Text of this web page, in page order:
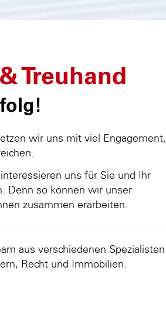
Treuhand
wir uns mit viel Engagement,
uns für Sie und Ihr
Denn so können wir unser
zusammen erarbeiten.
aus verschiedenen Spezialisten
Recht und Immobilien.